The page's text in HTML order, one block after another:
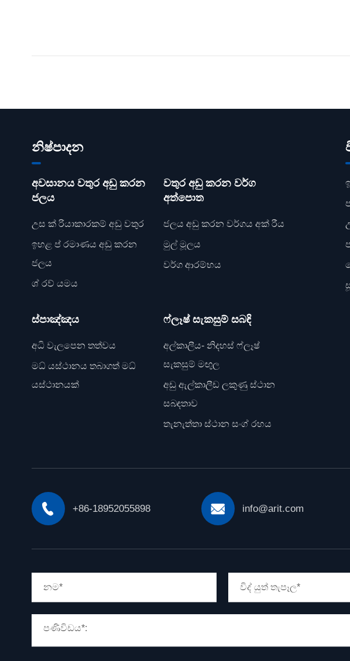
නිෂ්පාදන
අවසානය වතුර අඩු කරන
ජලය
උස ක් රියාකාරකම් අඩු වතුර
ඉහළ ප් රමාණය අඩු කරන
ජලය
ශ් රව් යමය
වතුර අඩු කරන වර්ග
අත්පොත
ජලය අඩු කරන වර්ගය අක් රීය
මුල් මූලය
වර්ග ආරම්භය
ස්පාඤ්ඤය
අධි වැලපෙන තත්වය
මධ් යස්ථානය තබාගත් මධ්
යස්ථානයක්
ෆ්ලෑෂ් සැකසුම් සබඳි
අල්කාලීය- නිදහස් ෆ්ලෑෂ්
සැකසුම් මඟුල
අඩු ඇල්කාලීඩ ලකුණු ස්ථාන
සබඳතාව
තැනැත්තා ස්ථාන සංග් රහය
 +86-18952055898  info@arit.com